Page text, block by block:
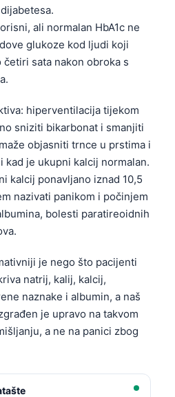
ali normalan HbA1c ne
glukoze kod ljudi koji
sata nakon obroka s
hiperventilacija tijekom
sniziti bikarbonat i smanjiti
objasniti trnce u prstima i
kad je ukupni kalcij normalan.
kalcij ponavljano iznad 10,5
nazivati panikom i počinjem
bolesti paratireoidnih
je nego što pacijenti
natrij, kalij, kalcij,
naznake i albumin, a naš
je upravo na takvom
a ne na panici zbog